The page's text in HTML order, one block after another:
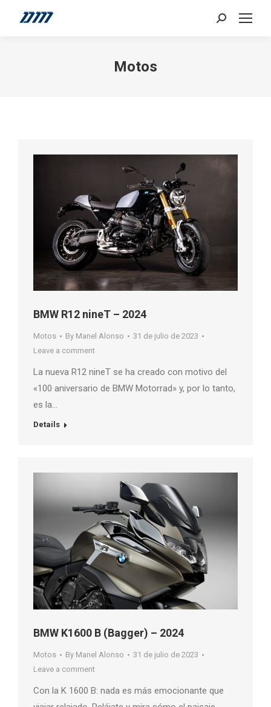
Search:
Motos
BMW R12 nineT – 2024
Motos By Manel Alonso
31 de julio de 2023
Leave a comment
La nueva R12 nineT se ha creado con motivo del
«100 aniversario de BMW Motorrad» y, por lo tanto,
es la…
Details
BMW K1600 B (Bagger) – 2024
Motos By Manel Alonso
31 de julio de 2023
Leave a comment
Con la K 1600 B: nada es más emocionante que